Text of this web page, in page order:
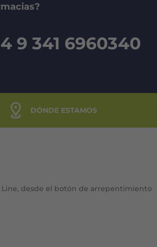
9 341 6960340
DÓNDE ESTAMOS
Line, desde el botón de arrepentimiento